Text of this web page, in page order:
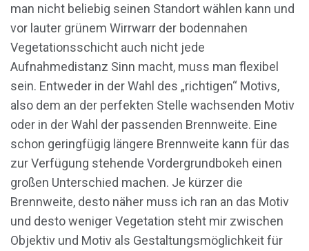
man nicht beliebig seinen Standort wählen kann und
vor lauter grünem Wirrwarr der bodennahen
Vegetationsschicht auch nicht jede
Aufnahmedistanz Sinn macht, muss man flexibel
sein. Entweder in der Wahl des „richtigen“ Motivs,
also dem an der perfekten Stelle wachsenden Motiv
oder in der Wahl der passenden Brennweite. Eine
schon geringfügig längere Brennweite kann für das
zur Verfügung stehende Vordergrundbokeh einen
großen Unterschied machen. Je kürzer die
Brennweite, desto näher muss ich ran an das Motiv
und desto weniger Vegetation steht mir zwischen
Objektiv und Motiv als Gestaltungsmöglichkeit für